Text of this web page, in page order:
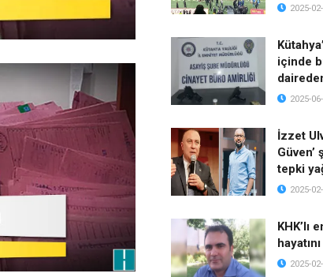
2025-
içinde
2025-
İzzet
Güven’
tepki
2025-
KHK’lı
2025-